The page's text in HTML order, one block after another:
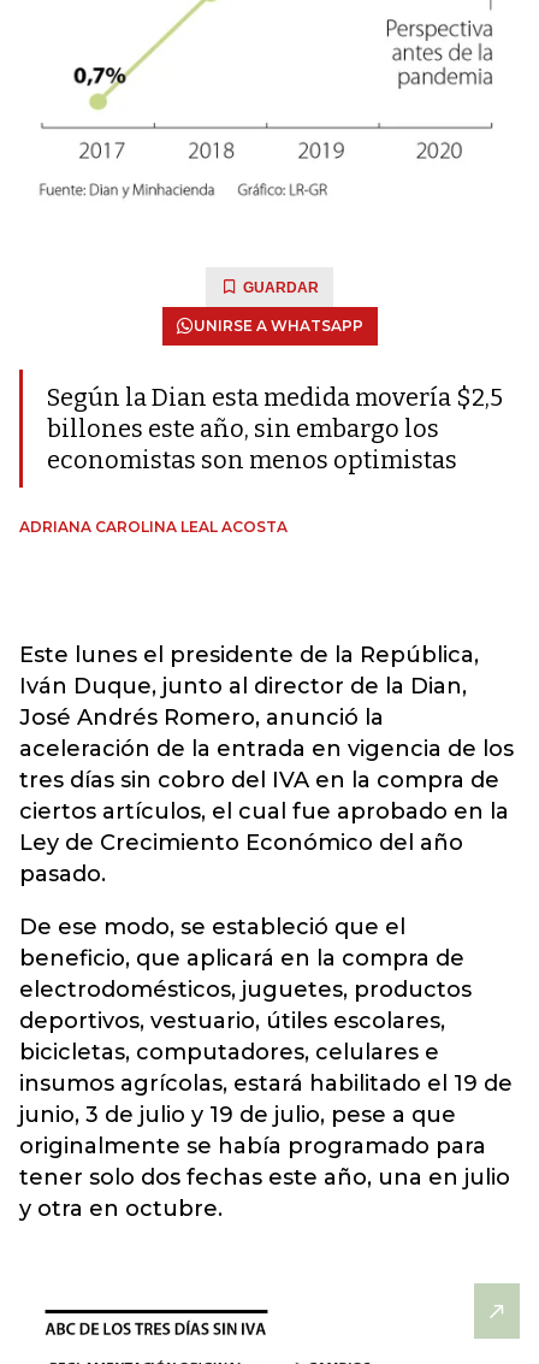
GUARDAR
UNIRSE A WHATSAPP
Según la Dian esta medida movería $2,5
billones este año, sin embargo los
economistas son menos optimistas
ADRIANA CAROLINA LEAL ACOSTA
Este lunes el presidente de la República,
Iván Duque, junto al director de la Dian,
José Andrés Romero, anunció la
aceleración de la entrada en vigencia de los
tres días sin cobro del IVA en la compra de
ciertos artículos, el cual fue aprobado en la
Ley de Crecimiento Económico del año
pasado.
De ese modo, se estableció que el
beneficio, que aplicará en la compra de
electrodomésticos, juguetes, productos
deportivos, vestuario, útiles escolares,
bicicletas, computadores, celulares e
insumos agrícolas, estará habilitado el 19 de
junio, 3 de julio y 19 de julio, pese a que
originalmente se había programado para
tener solo dos fechas este año, una en julio
y otra en octubre.